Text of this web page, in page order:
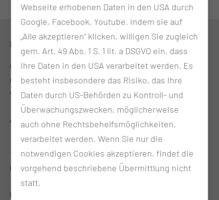
KONTAKT
0355 46-3860
research@mul-ct.de
www.mul-trs.de
ADRESSE
Medizinischen Universität Lausitz - Carl Thiem
Thiemstr. 111
03048 Cottbus
RECHTLICHES
Webseite erhobenen Daten in den USA durch
Google, Facebook, Youtube. Indem sie auf
„Alle akzeptieren“ klicken, willigen Sie zugleich
gem. Art. 49 Abs. 1 S. 1 lit. a DSGVO ein, dass
Ihre Daten in den USA verarbeitet werden. Es
besteht insbesondere das Risiko, das Ihre
Daten durch US-Behörden zu Kontroll- und
Überwachungszwecken, möglicherweise
auch ohne Rechtsbehelfsmöglichkeiten,
verarbeitet werden. Wenn Sie nur die
notwendigen Cookies akzeptieren, findet die
vorgehend beschriebene Übermittlung nicht
statt.